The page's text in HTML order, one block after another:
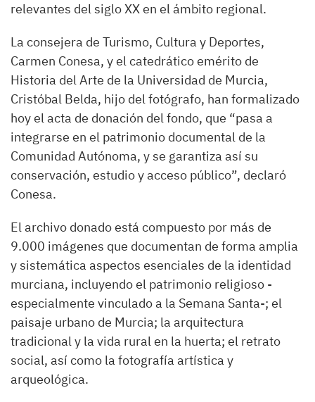
relevantes del siglo XX en el ámbito regional.
La consejera de Turismo, Cultura y Deportes,
Carmen Conesa, y el catedrático emérito de
Historia del Arte de la Universidad de Murcia,
Cristóbal Belda, hijo del fotógrafo, han formalizado
hoy el acta de donación del fondo, que “pasa a
integrarse en el patrimonio documental de la
Comunidad Autónoma, y se garantiza así su
conservación, estudio y acceso público”, declaró
Conesa.
El archivo donado está compuesto por más de
9.000 imágenes que documentan de forma amplia
y sistemática aspectos esenciales de la identidad
murciana, incluyendo el patrimonio religioso -
especialmente vinculado a la Semana Santa-; el
paisaje urbano de Murcia; la arquitectura
tradicional y la vida rural en la huerta; el retrato
social, así como la fotografía artística y
arqueológica.